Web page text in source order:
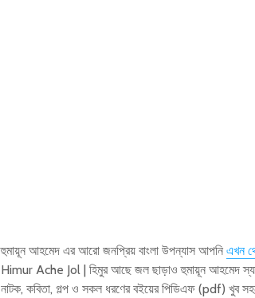
হুমায়ূন আহমেদ এর আরো জনপ্রিয় বাংলা উপন্যাস আপনি এখন
Himur Ache Jol | হিমুর আছে জল ছাড়াও হুমায়ূন আহমেদ
নাটক, কবিতা, গল্প ও সকল ধরণের বইয়ের পিডিএফ (pdf) খুব